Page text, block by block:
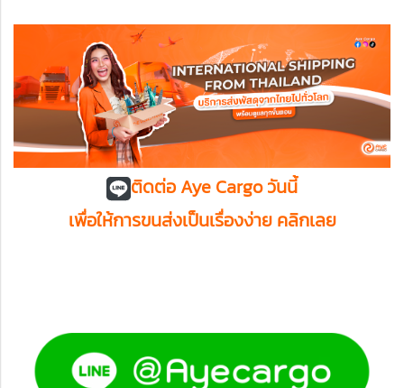
ติดต่อ Aye Cargo วันนี้
เพื่อให้การขนส่งเป็นเรื่องง่าย คลิกเลย